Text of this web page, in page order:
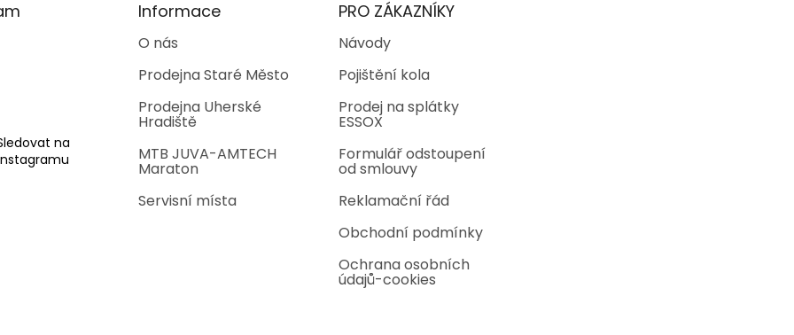
na
Informace
O nás
Prodejna Staré Město
Prodejna Uherské
Hradiště
MTB JUVA-AMTECH
Maraton
Servisní místa
PRO ZÁKAZNÍKY
Návody
Pojištění kola
Prodej na splátky
ESSOX
Formulář odstoupení
od smlouvy
Reklamační řád
Obchodní podmínky
Ochrana osobních
údajů-cookies